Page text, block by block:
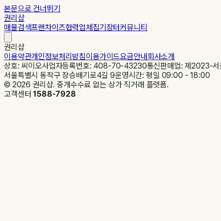
본문으로 건너뛰기
권리샵
매물검색프랜차이즈협력업체집기장터커뮤니티
권리샵
이용약관개인정보처리방침이용가이드요금안내회사소개
상호: 씨이오사업자등록번호: 408-70-43230통신판매업: 제2023-
서울특별시 동작구 장승배기로4길 9운영시간: 평일 09:00 - 18:00
© 2026 권리샵. 중개수수료 없는 상가 직거래 플랫폼.
고객센터1588-7928